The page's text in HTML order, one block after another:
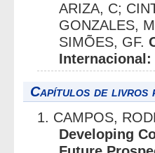
ARIZA, C;
GONZALES,
SIMÕES, GF.
Internacional:
Capítulos de livros
1. CAMPOS,
Developing